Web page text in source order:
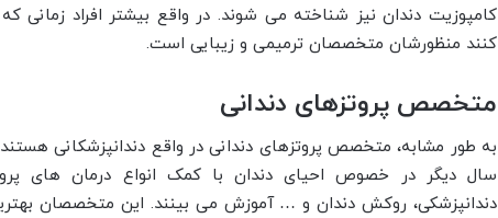
کامپوزیت دندان نیز شناخته می شوند. در واقع بیشتر افراد
کنند منظورشان متخصصان ترمیمی و زیبایی است.
متخصص پروتزهای دندانی
سال دیگر در خصوص احیای دندان با کمک انواع درمان های
دندانپزشکی، روکش دندان و … آموزش می بینند. این متخصصان